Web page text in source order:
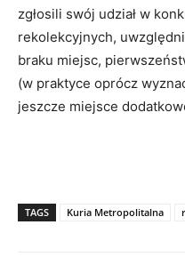
zgłosili swój udział w
rekolekcyjnych,
braku miejsc,
(w praktyce oprócz
jeszcze miejsce
TAGS Kuria Metropolitalna